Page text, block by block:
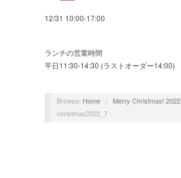
12/31 10:00-17:00
ランチの営業時間
平日11:30-14:30 (ラストオーダー14:00)
Browse: Home / Merry Christmas! 2022
christmas2022_7